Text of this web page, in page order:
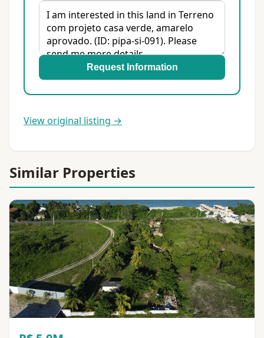
Request Information
View original listing →
Similar Properties